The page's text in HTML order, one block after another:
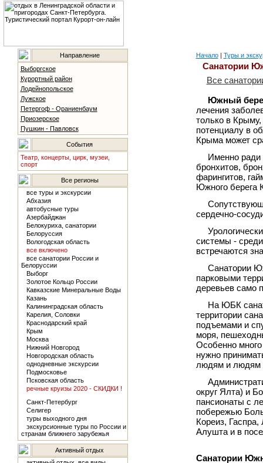
Направление
Выборгское
Курортный район
Лодейнопольское
Лужское
Петергоф - Ораниенбаум
Приозерское
Пушкин - Павловск
События
Театр, концерты, цирк, музеи,
спорт
Все регионы
все туры и экскурсии
Абхазия
автобусные туры
Азербайджан
Белокуриха, санатории
Белоруссия
Вологодская область
все включено
все санатории России и
Белоруссии
Выборг
Золотое Кольцо России
Кавказские Минеральные Воды
Казань
Калининградская область
Карелия, Соловки
Краснодарский край
Крым
Москва
Нижний Новгород
Новгородская область
однодневные экскурсии
Подмосковье
Псковская область
речные круизы 2020 - СКИДКИ !
Санкт-Петербург
Селигер
туры выходного дня
экскурсионные туры по России и
странам ближнего зарубежья
Активный отдых
Начало| Туры и
Санатории
Все
Южный
лечения
только в
потенциалу в
Крыма может
Именно ради
бронхитов,
фарингитов,
Южного берега
сердечно-
системы -
встречаются
Санатории
парковыми
деревьев само
На ЮБК
территории
подъемами и
моря,
Особенно
нужно
людям и людям
округ Ялта) и
пансионаты с
побережью
Кореиз,
Алушта и в
Санатории